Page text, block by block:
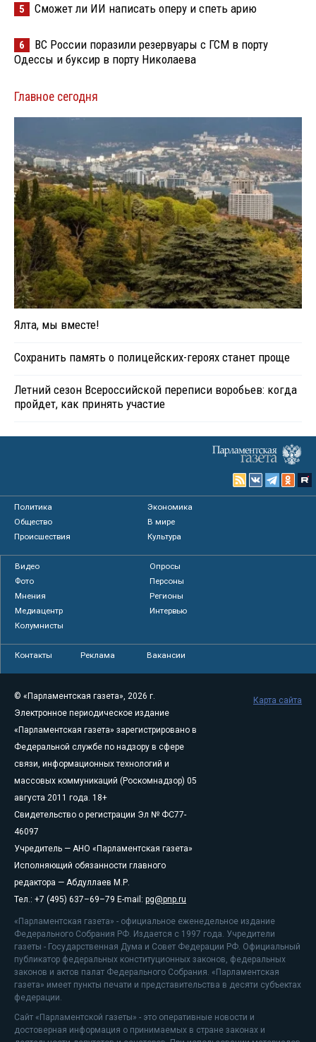
5 Сможет ли ИИ написать оперу и спеть арию
6
ВС России поразили резервуары с ГСМ в порту
Одессы и буксир в порту Николаева
Главное сегодня
Ялта, мы вместе!
Сохранить память о полицейских-героях станет проще
Летний сезон Всероссийской переписи воробьев: когда
пройдет, как принять участие
Политика
Экономика
Общество
В мире
Происшествия
Культура
Видео
Опросы
Фото
Персоны
Мнения
Регионы
Медиацентр
Интервью
Колумнисты
Контакты Реклама Вакансии
© «Парламентская газета», 2026 г.
Электронное периодическое издание
«Парламентская газета» зарегистрировано в
Федеральной службе по надзору в сфере
связи, информационных технологий и
массовых коммуникаций (Роскомнадзор) 05
августа 2011 года. 18+
Свидетельство о регистрации Эл № ФС77-
46097
Учредитель — АНО «Парламентская газета»
Исполняющий обязанности главного
редактора — Абдуллаев М.Р.
Тел.: +7 (495) 637–69–79 E-mail: pg@pnp.ru
«Парламентская газета» - официальное еженедельное издание
Федерального Собрания РФ. Издается с 1997 года. Учредители
газеты - Государственная Дума и Совет Федерации РФ. Официальный
публикатор федеральных конституционных законов, федеральных
законов и актов палат Федерального Собрания. «Парламентская
газета» имеет пункты печати и представительства в десяти субъектах
федерации.
Сайт «Парламентской газеты» - это оперативные новости и
достоверная информация о принимаемых в стране законах и
Карта сайта